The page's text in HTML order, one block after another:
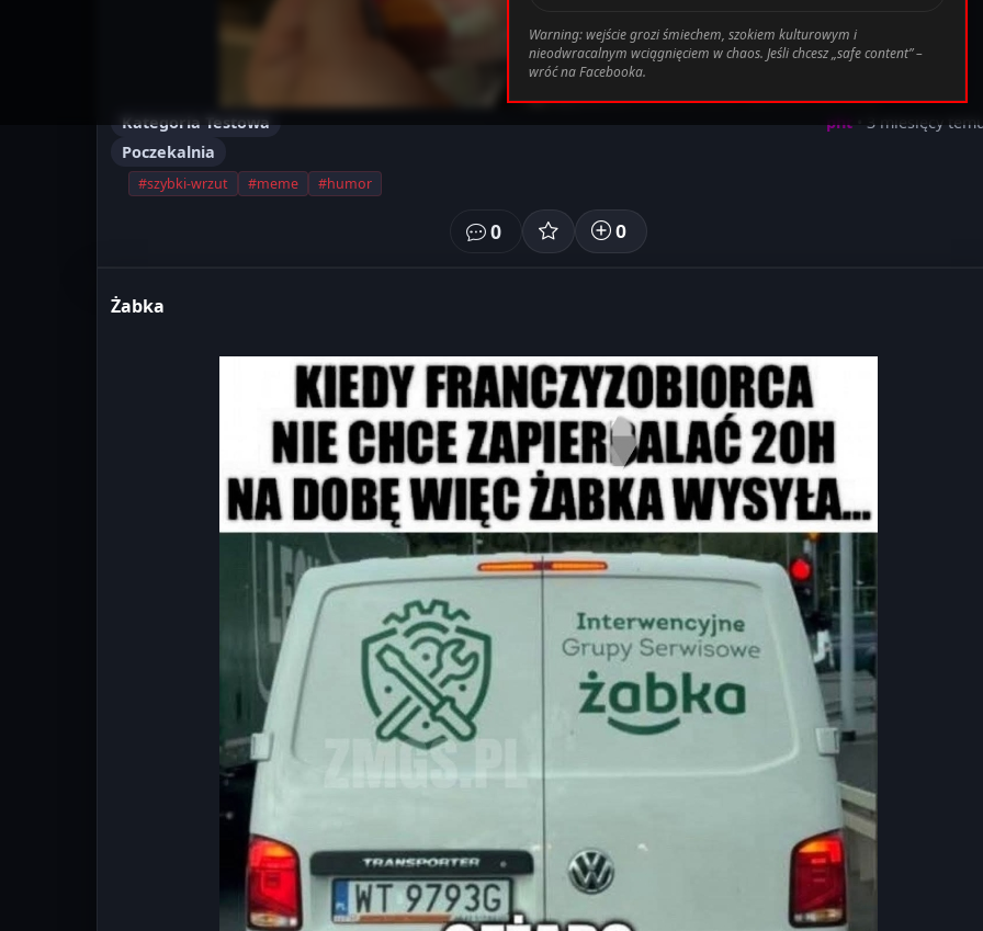
Kategoria Testowa pht • 3 miesięcy
Poczekalnia
#szybki-wrzut #meme #humor
0 0
Żabka
Warning: wejście grozi śmiechem, szokiem kulturowym i
nieodwracalnym wciągnięciem w chaos. Jeśli chcesz „safe content” –
wróć na Facebooka.